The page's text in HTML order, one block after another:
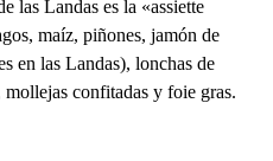
las Landas es la «assiette
maíz, piñones, jamón de
en las Landas), lonchas de
confitadas y foie gras.